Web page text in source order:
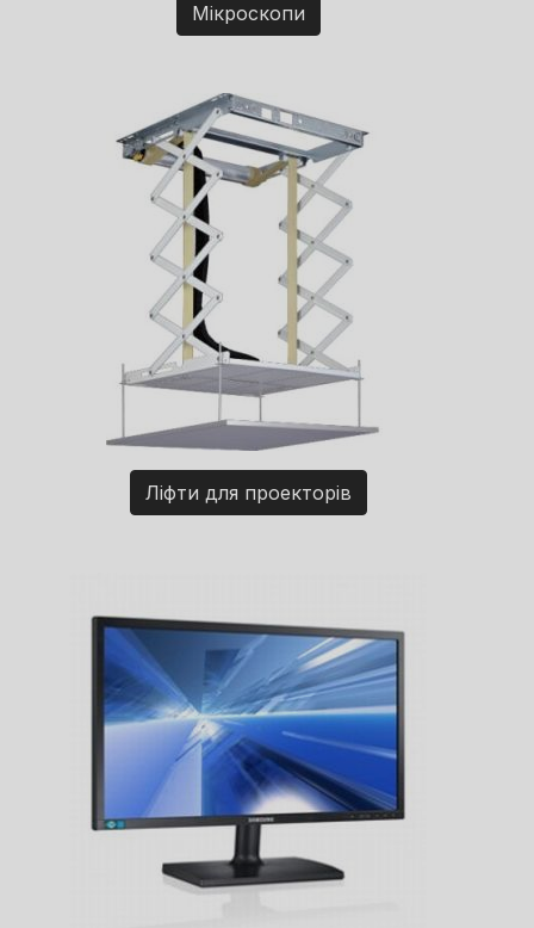
Мікроскопи
Ліфти для проекторів